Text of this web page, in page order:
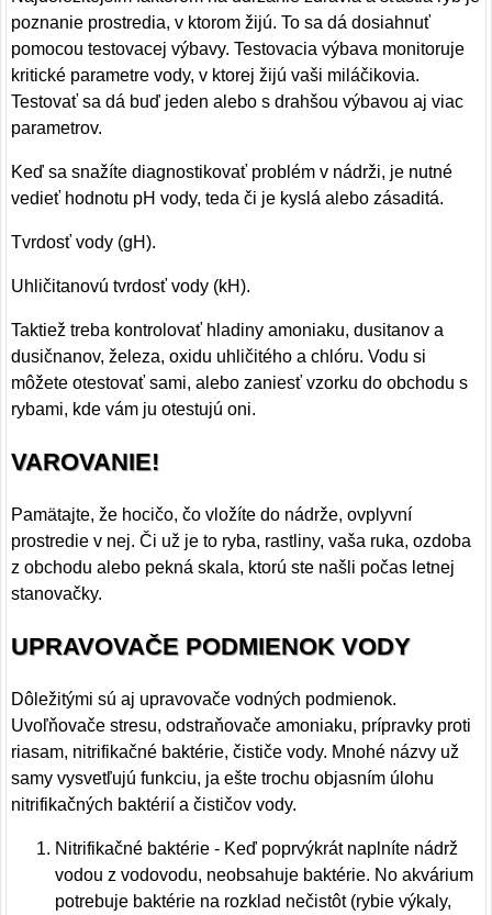
poznanie prostredia, v ktorom žijú. To sa dá dosiahnuť
pomocou testovacej výbavy. Testovacia výbava monitoruje
kritické parametre vody, v ktorej žijú vaši miláčikovia.
Testovať sa dá buď jeden alebo s drahšou výbavou aj viac
parametrov.
Keď sa snažíte diagnostikovať problém v nádrži, je nutné
vedieť hodnotu pH vody, teda či je kyslá alebo zásaditá.
Tvrdosť vody (gH).
Uhličitanovú tvrdosť vody (kH).
Taktiež treba kontrolovať hladiny amoniaku, dusitanov a
dusičnanov, železa, oxidu uhličitého a chlóru. Vodu si
môžete otestovať sami, alebo zaniesť vzorku do obchodu s
rybami, kde vám ju otestujú oni.
VAROVANIE!
Pamätajte, že hocičo, čo vložíte do nádrže, ovplyvní
prostredie v nej. Či už je to ryba, rastliny, vaša ruka, ozdoba
z obchodu alebo pekná skala, ktorú ste našli počas letnej
stanovačky.
UPRAVOVAČE PODMIENOK VODY
Dôležitými sú aj upravovače vodných podmienok.
Uvoľňovače stresu, odstraňovače amoniaku, prípravky proti
riasam, nitrifikačné baktérie, čističe vody. Mnohé názvy už
samy vysvetľujú funkciu, ja ešte trochu objasním úlohu
nitrifikačných baktérií a čističov vody.
Nitrifikačné baktérie - Keď poprvýkrát naplníte nádrž
vodou z vodovodu, neobsahuje baktérie. No akvárium
potrebuje baktérie na rozklad nečistôt (rybie výkaly,